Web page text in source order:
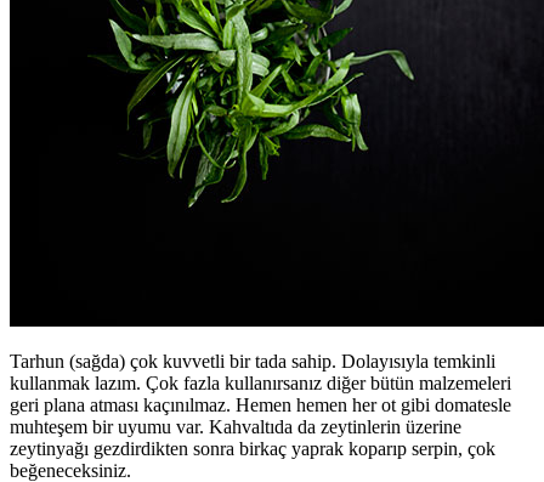
Tarhun (sağda) çok kuvvetli bir tada sahip. Dolayısıyla temkinli
kullanmak lazım. Çok fazla kullanırsanız diğer bütün malzemeleri
geri plana atması kaçınılmaz. Hemen hemen her ot gibi domatesle
muhteşem bir uyumu var. Kahvaltıda da zeytinlerin üzerine
zeytinyağı gezdirdikten sonra birkaç yaprak koparıp serpin, çok
beğeneceksiniz.